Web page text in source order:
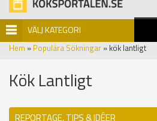
VÄLJ KATEGORI
Hem » Populära Sökningar » kök lantligt
Kök Lantligt
REPORTAGE, TIPS & IDÉER